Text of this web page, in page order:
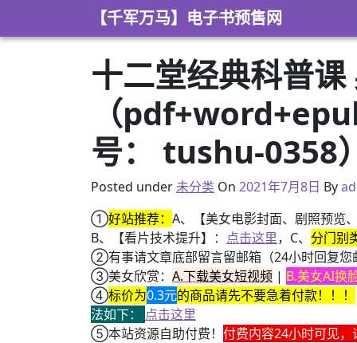
【千军万马】电子书预售网
十二堂经典科普
（
号： tushu-0358
Posted under未分类 On 2021年3月3日
2021年7月8日 By
①好站推荐： A、【美女电影封面、剧照预览
B、【看片技术提升】： 点击这里，C、 分门别
②有事请文章底部留言留邮箱（24小时回复您
③美女欣赏： A.下载美女短视频 | B.美女AI换
④标价为0.3元的商品请先不要急着付款！！！
法如下： 点击这里
⑤本站资源自助付费！ 付费内容24小时可见